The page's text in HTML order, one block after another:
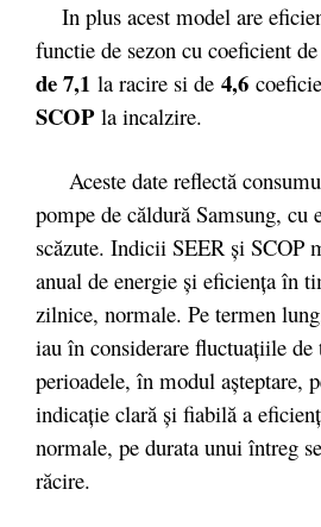
In plus acest model are
functie de sezon cu coeficient
de 7,1 la racire si de 4,6
SCOP la incalzire.
Aceste date reflectă
pompe de căldură Samsung, cu
scăzute. Indicii SEER şi SCOP
anual de energie şi eficienţa în
zilnice, normale. Pe termen
iau în considerare fluctuaţiile de
perioadele, în modul aşteptare,
indicaţie clară şi fiabilă a
normale, pe durata unui întreg
răcire.